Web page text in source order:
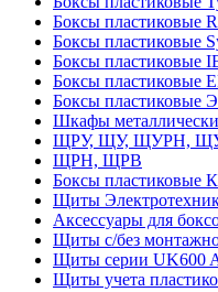
Боксы пластиковые
Боксы пластиковые
Боксы пластиковые
Боксы пластиковые
Боксы пластиковые
Шкафы
ЩРУ, ЩУ, ЩУРН,
ЩРН, ЩРВ
Боксы пластиковые
Щиты
Аксессуары для
Щиты с/без
Щиты серии UK600
Щиты учета